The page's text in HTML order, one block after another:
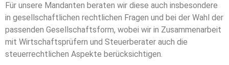
Für unsere Mandanten beraten wir diese auch insbesondere
in gesellschaftlichen rechtlichen Fragen und bei der Wahl der
passenden Gesellschaftsform, wobei wir in Zusammenarbeit
mit Wirtschaftsprüfern und Steuerberater auch die
steuerrechtlichen Aspekte berücksichtigen.